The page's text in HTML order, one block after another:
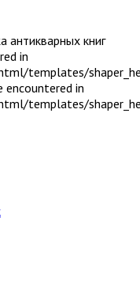
книг
in
templates/
encountered in
templates/